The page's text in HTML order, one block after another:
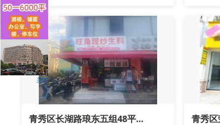
青秀区长湖路琅东五组48平... 青秀
关闭